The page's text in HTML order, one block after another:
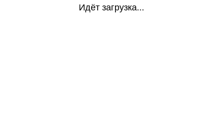
Идёт загрузка...